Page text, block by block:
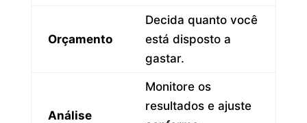
Orçamento
Decida quanto você
está disposto a
gastar.
Análise
Monitore os
resultados e ajuste